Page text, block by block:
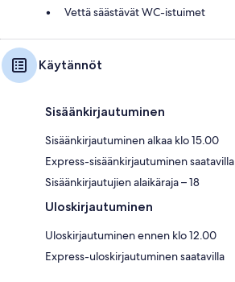
Vettä säästävät WC-istuimet
Käytännöt
Sisäänkirjautuminen
Sisäänkirjautuminen alkaa klo 15.00
Express-sisäänkirjautuminen saatavilla
Sisäänkirjautujien alaikäraja – 18
Uloskirjautuminen
Uloskirjautuminen ennen klo 12.00
Express-uloskirjautuminen saatavilla